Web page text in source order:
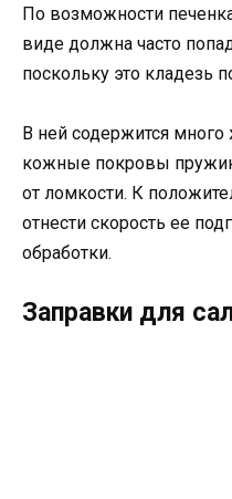
По возможности
виде должна часто
поскольку это кладезь
В ней содержится много
кожные покровы
от ломкости. К
отнести скорость ее
обработки.
Заправки для